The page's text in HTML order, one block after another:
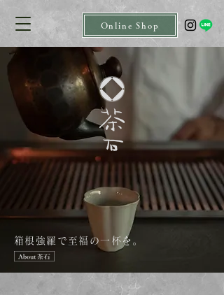
Online Shop
箱根強羅で 至福の一杯を。